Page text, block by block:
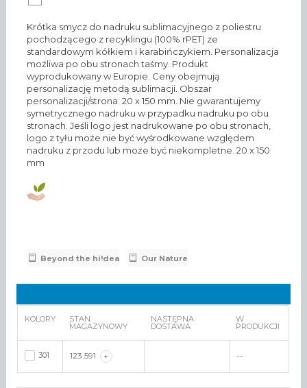
Krótka smycz do nadruku sublimacyjnego z poliestru
pochodzącego z recyklingu (100% rPET) ze
standardowym kółkiem i karabińczykiem. Personalizacja
możliwa po obu stronach taśmy. Produkt
wyprodukowany w Europie. Ceny obejmują
personalizację metodą sublimacji. Obszar
personalizacji/strona: 20 x 150 mm. Nie gwarantujemy
symetrycznego nadruku w przypadku nadruku po obu
stronach. Jeśli logo jest nadrukowane po obu stronach,
logo z tyłu może nie być wyśrodkowane względem
nadruku z przodu lub może być niekompletne. 20 x 150
mm
Beyond the hi!dea Our Nature
KOLORY STAN
MAGAZYNOWY
NASTĘPNA
DOSTAWA
W
PRODUKCJI
301 123.591 + --